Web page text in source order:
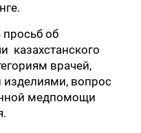
об
казахстанского
врачей,
вопрос
медпомощи